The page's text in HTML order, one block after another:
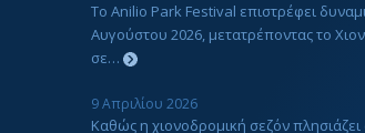
Το Anilio Park Festival επιστρέφει
Αυγούστου 2026, μετατρέποντας το
σε…
9 Απριλίου 2026
Καθώς η χιονοδρομική σεζόν πλησιάζει